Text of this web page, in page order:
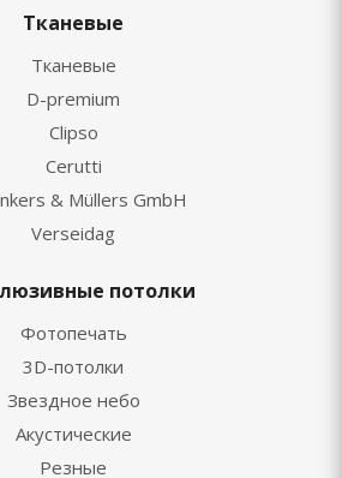
Тканевые
Тканевые
D-premium
Clipso
Cerutti
& Müllers GmbH
Verseidag
потолки
Фотопечать
3D-потолки
Звездное небо
Акустические
Резные